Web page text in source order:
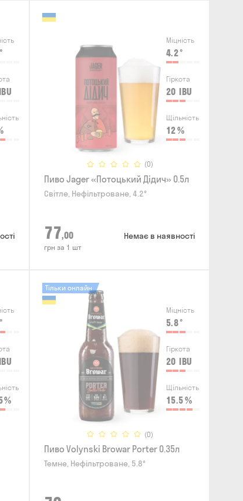
°
Міцність
4.2°
Гіркота
20 IBU
Щільність
12%
(0)
Пиво Jager «Потоцький Дідич» 0.5л
Світле, Нефільтроване, 4.2°
77,00
грн за 1 шт
Немає в наявності
°
IBU
%
Міцність
5.8°
Гіркота
20 IBU
Щільність
15.5%
(0)
Тільки онлайн
Пиво Volynski Browar Porter 0.35л
Темне, Нефільтроване, 5.8°